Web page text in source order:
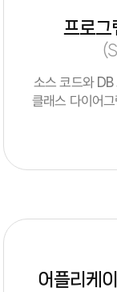
프로그
소스 코드와
클래스 다이어
어플리케